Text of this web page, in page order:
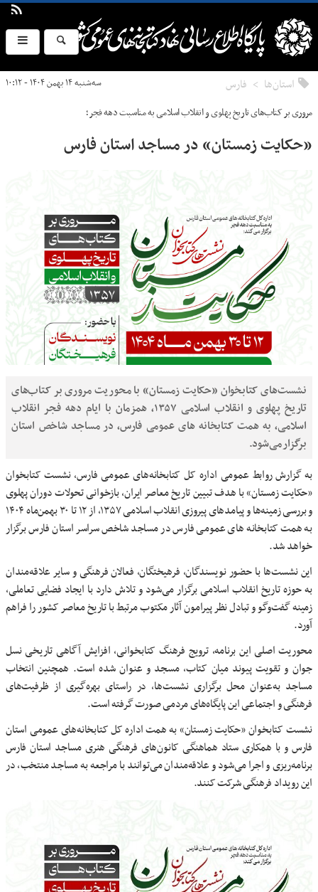
استان‌ها فارس سه‌شنبه ۱۴ بهمن ۱۴۰۴ - ۱۰:۱۲
مروری بر کتاب‌های تاریخ پهلوی و انقلاب اسلامی به مناسبت دهه فجر؛
«حکایت زمستان» در مساجد استان فارس
نشست‌های کتابخوان «حکایت زمستان» با محوریت مروری بر کتاب‌های
تاریخ پهلوی و انقلاب اسلامی ۱۳۵۷، همزمان با ایام دهه فجر انقلاب
اسلامی، به همت کتابخانه های عمومی فارس، در مساجد شاخص استان
برگزار می‌شود.
به گزارش روابط عمومی اداره کل کتابخانه‌های عمومی فارس، نشست کتابخوان
«حکایت زمستان» با هدف تبیین تاریخ معاصر ایران، بازخوانی تحولات دوران پهلوی
و بررسی زمینه‌ها و پیامدهای پیروزی انقلاب اسلامی ۱۳۵۷، از ۱۲ تا ۳۰ بهمن‌ماه ۱۴۰۴
به همت کتابخانه های عمومی فارس در مساجد شاخص سراسر استان فارس برگزار
خواهد شد.
این نشست‌ها با حضور نویسندگان، فرهیختگان، فعالان فرهنگی و سایر علاقه‌مندان
به حوزه تاریخ انقلاب اسلامی برگزار می‌شود و تلاش دارد با ایجاد فضایی تعاملی،
زمینه گفت‌وگو و تبادل نظر پیرامون آثار مکتوب مرتبط با تاریخ معاصر کشور را فراهم
آورد.
محوریت اصلی این برنامه، ترویج فرهنگ کتابخوانی، افزایش آگاهی تاریخی نسل
جوان و تقویت پیوند میان کتاب، مسجد و عنوان شده است. همچنین انتخاب
مساجد به‌عنوان محل برگزاری نشست‌ها، در راستای بهره‌گیری از ظرفیت‌های
فرهنگی و اجتماعی این پایگاه‌های مردمی صورت گرفته است.
نشست کتابخوان «حکایت زمستان» به همت اداره کل کتابخانه‌های عمومی استان
فارس و با همکاری ستاد هماهنگی کانون‌های فرهنگی هنری مساجد استان فارس
برنامه‌ریزی و اجرا می‌شود و علاقه‌مندان می‌توانند با مراجعه به مساجد منتخب، در
این رویداد فرهنگی شرکت کنند.